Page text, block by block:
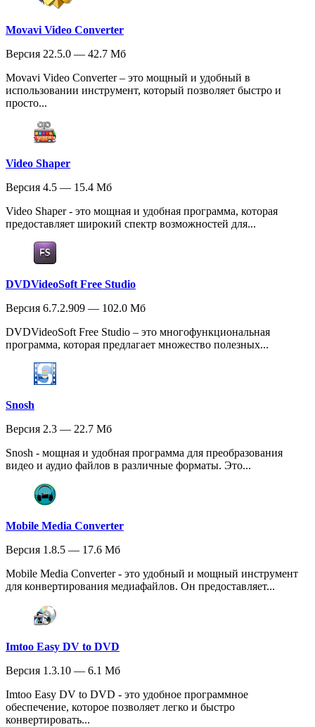
Movavi Video Converter
Версия 22.5.0 — 42.7 Мб
Movavi Video Converter – это мощный и удобный в
использовании инструмент, который позволяет быстро и
просто...
Video Shaper
Версия 4.5 — 15.4 Мб
Video Shaper - это мощная и удобная программа, которая
предоставляет широкий спектр возможностей для...
DVDVideoSoft Free Studio
Версия 6.7.2.909 — 102.0 Мб
DVDVideoSoft Free Studio – это многофункциональная
программа, которая предлагает множество полезных...
Snosh
Версия 2.3 — 22.7 Мб
Snosh - мощная и удобная программа для преобразования
видео и аудио файлов в различные форматы. Это...
Mobile Media Converter
Версия 1.8.5 — 17.6 Мб
Mobile Media Converter - это удобный и мощный инструмент
для конвертирования медиафайлов. Он предоставляет...
Imtoo Easy DV to DVD
Версия 1.3.10 — 6.1 Мб
Imtoo Easy DV to DVD - это удобное программное
обеспечение, которое позволяет легко и быстро
конвертировать...